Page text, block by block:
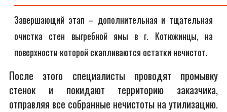
Завершающий этап – дополнительная и тщательная
очистка стен выгребной ямы в г. Котюжинцы, на
поверхности которой скапливаются остатки нечистот.
После этого специалисты проводят промывку
стенок и покидают территорию заказчика,
отправляя все собранные нечистоты на утилизацию.